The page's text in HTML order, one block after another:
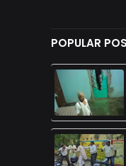
POPULAR